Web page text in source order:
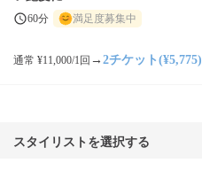
60分 満足度募集中
通常 ¥11,000/1回 → 2チケット(¥5,775)
スタイリストを選択する